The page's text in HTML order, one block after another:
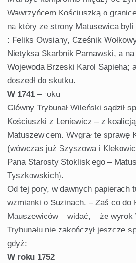
Wawrzyńcem Kościuszką o
na który ze strony Matusewica
: Feliks Owsiany, Cześnik
Nietyksa Skarbnik Parnawski, a
Wojewoda Brzeski Karol Sapieha;
doszedł do skutku.
W 1741 – roku
Główny Trybunał Wileński sądził
Kościuszki z Leniewicz – z
Matuszewicem. Wygrał te sprawę
(wówczas już Szyszowa i
Pana Starosty Stokliskiego –
Tyszkowskich).
Od tej pory, w dawnych papierach
wzmianki o Suzinach. – Zaś co do
Mauszewiców – widać, – że wyrok
Trybunału nie zakończył jeszcze
gdyż:
W roku 1752